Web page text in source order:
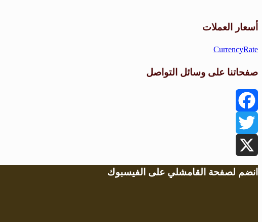
أسعار العملات
CurrencyRate
صفحاتنا على وسائل التواصل
Facebook
Twitter
X
انضم لصفحة القامشلي على الفيسبوك